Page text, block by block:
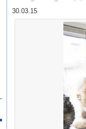
30.03.15